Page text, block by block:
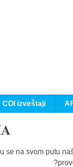
COI izveštaji
na svom putu